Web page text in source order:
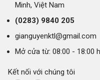
Minh, Việt Nam
(0283) 9840 205
gianguyenktl@gmail.com
Mở cửa từ: 08:00 - 18:00
Kết nối với chúng tôi